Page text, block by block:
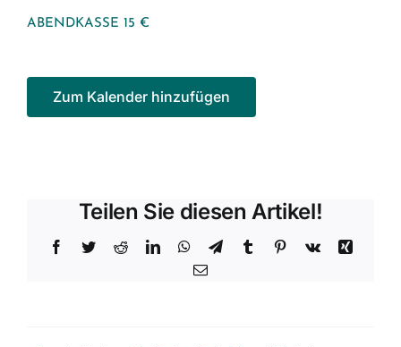
ABENDKASSE 15 €
Zum Kalender hinzufügen
Teilen Sie diesen Artikel!
Facebook
TwitterRedditLinkedInWhatsApp
TelegramTumblrPinterest
Vk
Xing
E-